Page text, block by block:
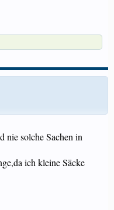
nie solche Sachen in
ich kleine Säcke